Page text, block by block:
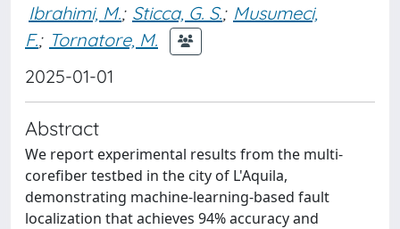
Ibrahimi, M.; Sticca, G. S.; Musumeci,
F.; Tornatore, M.
2025-01-01
Abstract
We report experimental results from the multi-
corefiber testbed in the city of L'Aquila,
demonstrating machine-learning-based fault
localization that achieves 94% accuracy and